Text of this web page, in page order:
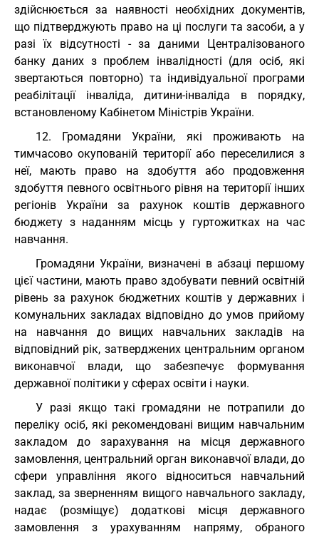
здійснюється за наявності необхідних документів,
що підтверджують право на ці послуги та засоби, а у
разі їх відсутності - за даними Централізованого
банку даних з проблем інвалідності (для осіб, які
звертаються повторно) та індивідуальної програми
реабілітації інваліда, дитини-інваліда в порядку,
встановленому Кабінетом Міністрів України.
12. Громадяни України, які проживають на
тимчасово окупованій території або переселилися з
неї, мають право на здобуття або продовження
здобуття певного освітнього рівня на території інших
регіонів України за рахунок коштів державного
бюджету з наданням місць у гуртожитках на час
навчання.
Громадяни України, визначені в абзаці першому
цієї частини, мають право здобувати певний освітній
рівень за рахунок бюджетних коштів у державних і
комунальних закладах відповідно до умов прийому
на навчання до вищих навчальних закладів на
відповідний рік, затверджених центральним органом
виконавчої влади, що забезпечує формування
державної політики у сферах освіти і науки.
У разі якщо такі громадяни не потрапили до
переліку осіб, які рекомендовані вищим навчальним
закладом до зарахування на місця державного
замовлення, центральний орган виконавчої влади, до
сфери управління якого відноситься навчальний
заклад, за зверненням вищого навчального закладу,
надає (розміщує) додаткові місця державного
замовлення з урахуванням напряму, обраного